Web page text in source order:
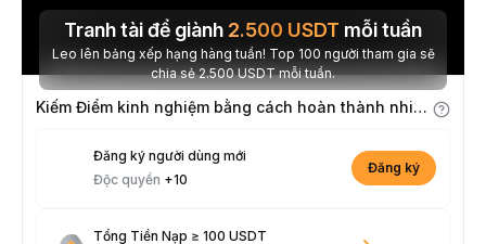
Tranh tài để giành 2.500 USDT mỗi tuần
Leo lên bảng xếp hạng hàng tuần! Top 100 người tham gia sẽ
chia sẻ 2.500 USDT mỗi tuần.
Kiếm Điểm kinh nghiệm bằng cách hoàn thành nhiệm vụ
Đăng ký người dùng mới
Độc quyền +10
Đăng ký
Tổng Tiền Nạp ≥ 100 USDT